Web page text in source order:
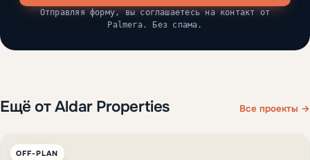
Отправляя форму, вы соглашаетесь на контакт от
Palmera. Без спама.
Ещё от Aldar Properties Все проекты →
OFF-PLAN